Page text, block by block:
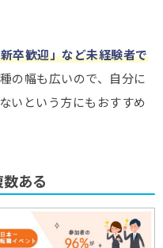
卒歓迎」など未経験者で
の幅も広いので、自分に
いという方にもおすすめ
ある